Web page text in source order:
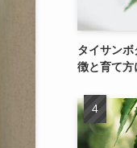
タイサン
徴と育て方